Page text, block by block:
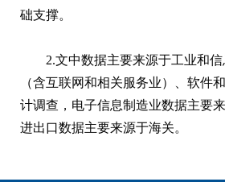
础支撑。
2.文中数据主要来源于工业和
（含互联网和相关服务业）、软件
计调查，电子信息制造业数据主要
进出口数据主要来源于海关。